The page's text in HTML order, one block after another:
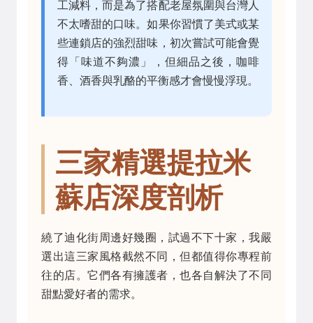
工減料，而是為了搭配老屋氛圍與台灣人
不太嗜甜的口味。如果你習慣了美式或某
些連鎖店的強烈甜味，初次嘗試可能會覺
得「味道不夠濃」，但細品之後，咖啡
香、酒香與乳酪的平衡感才會慢慢浮現。
三家精選提拉米
蘇店深度剖析
繞了迪化街周邊好幾圈，試過不下十家，我嚴
選出這三家風格截然不同，但都值得你專程前
往的店。它們各有擁護者，也各自解決了不同
甜點愛好者的需求。